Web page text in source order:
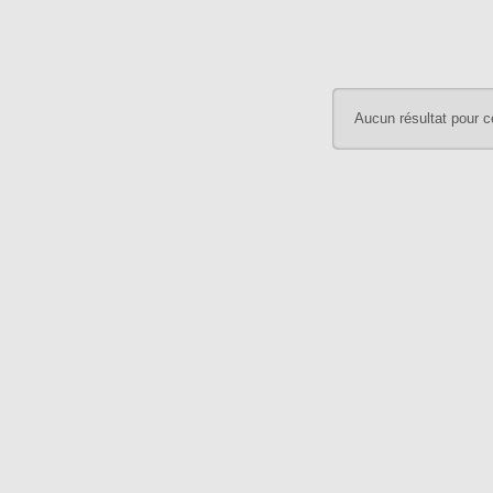
Aucun résultat pour